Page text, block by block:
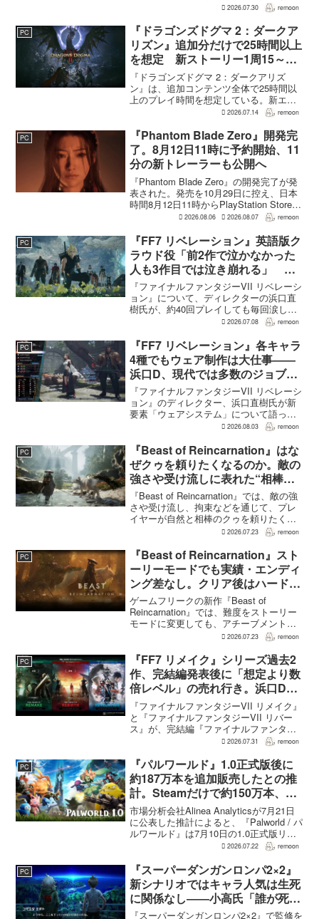
Steamで好調なスタートを切った。7月30
ユーザーレビューは5,710件に達し、う...
2026.07.30 remoon
PC
『ドラゴンズドグマ 2：ダークア
リズン』追加分だけで25時間以上
を想定 新ストーリー1周15～20
時間、12種ダンジョンは各30分
～1時間
『ドラゴンズドグマ 2：ダークアリズ
ン』は、追加コンテンツ全体で25時間以
上のプレイ時間を想定している。新エリ
ア「ノルガン」で展開されるメインシナ
追加される12種類のユニークダンジョン
「忘れられた試...
2026.07.14 remoon
PC
『Phantom Blade Zero』開発完
了。8月12日11時に予約開始、11
分の新トレーラーも公開へ
『Phantom Blade Zero』の開発完了が発
表された。発売を10月29日に控え、日本
時間8月12日11時からPlayStation Store、
Steam、Epic Games Storeで予約受付が
2026.08.06 2026.08.07 remoon
PC
『FF7 リベレーション』英語版ク
ラウド役「前2作で泣かなかった
人も3作目では泣き崩れる」 浜
口Dも約40回泣いたクラウドの重
要場面に言及
『ファイナルファンタジーVII リベレーシ
ョン』について、ディレクターの浜口直
樹氏が、約40回プレイしても毎回涙した
というクラウドの重要な場面について語
氏も、「最初の2作で泣かなかった人も...
2026.07.08 remoon
PC
『FF7 リベレーション』各キャラ
4種でもウェア制作は大仕事――
浜口D、現代では多数のジョブを
1作に盛り込むのは極めて困難と
説明
『ファイナルファンタジーVII リベレーシ
ョン』のディレクター、浜口直樹氏が新
要素「ウェアシステム」について語っ
た。本作では8人のパーティキャラクター
が、キャラクター数が多いため、作業量
はかなりのものにな...
2026.08.03 remoon
PC
『Beast of Reincarnation』はな
ぜクゥを頼りたくなるのか。敵の
強さや受け流しに表れた“相棒と
の共闘”設計
『Beast of Reincarnation』では、敵の強
さや受け流し、拘束などを通じて、プレ
イヤーが自然と相棒のクゥを頼りたくな
る戦闘が設計されている。そうした設計
ナリオライターを務めるゲームフリー
ク...
2026.07.23 remoon
PC
『Beast of Reincarnation』スト
ーリーモードでも実績・エンディ
ング差なし。クリア後はハード超
えのNEW GAME+も
ゲームフリークの新作『Beast of
Reincarnation』では、難度をストーリー
モードに変更しても、アチーブメントや
収集要素、エンディングに違いはない。
難度のNEW GAME+も用意されてい
る。...
2026.07.23 remoon
PC
『FF7 リメイク』シリーズ過去2
作、完結編発表後に「想定より数
倍レベル」の売れ行き。浜口Dが
明かす
『ファイナルファンタジーVII リメイク』
と『ファイナルファンタジーVII リバー
ス』が、完結編『ファイナルファンタジ
ーVII リベレーション』の発表後、「我々
ると、シリーズディレクターの浜口直樹
氏がAU...
2026.07.31 remoon
PC
『パルワールド』1.0正式版後に
約187万本を追加販売したとの推
計。Steamだけで約150万本、累
計3050万本規模
市場分析会社Alinea Analyticsが7月21日
に公表した推計によると、『Palworld / パ
ルワールド』は7月10日の1.0正式版リリ
ース後、Steamで約150万本、PS5で約30
各プ...
2026.07.22 remoon
PC
『スーパーダンガンロンパ2×2』
新シナリオではキャラ人気は生死
に関係なし――小高氏「誰が死ん
でもヘイトメールは送らないで」
『スーパーダンガンロンパ2×2』で監修を